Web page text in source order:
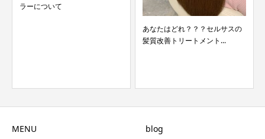
ラーについて
あなたはどれ？？？セルサスの
髪質改善トリートメント...
MENU
blog